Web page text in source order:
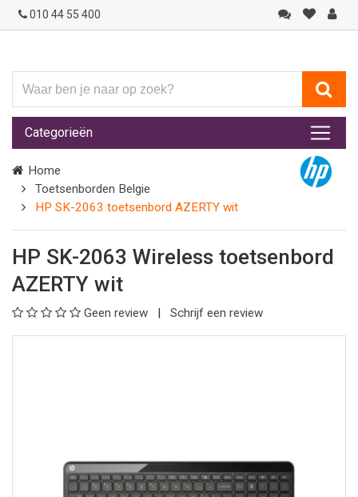
010 44 55 400
ben
je
naar
op
zoek?
Categorieën
Home
Toetsenborden Belgie
HP SK-2063 toetsenbord AZERTY wit
HP SK-2063 Wireless toetsenbord
AZERTY wit
Geen review Schrijf een review